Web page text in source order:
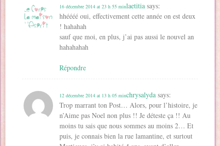
laetitia says:
16 décembre 2014 at 23 h 55 min
hhéééé oui, effectivement cette année on est deux
! hahahah
sauf que moi, en plus, j’ai pas aussi le nouvel an
hahahahah
Répondre
chrysalyda says:
12 décembre 2014 at 13 h 05 min
Trop marrant ton Post… Alors, pour l’histoire, je
n’Aime pas Noel non plus !! Je déteste ça !! Au
moins tu sais que nous sommes au moins 2… Et
puis, je connais bien la rue lamantine, et surtout